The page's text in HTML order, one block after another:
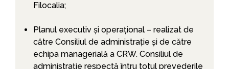
Filocalia;
Planul executiv și operațional – realizat de
către Consiliul de administrație și de către
echipa managerială a CRW. Consiliul de
administrație respectă întru totul prevederile